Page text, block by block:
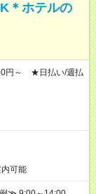
＊ホテルの
円～ ★日払い/週払
可能